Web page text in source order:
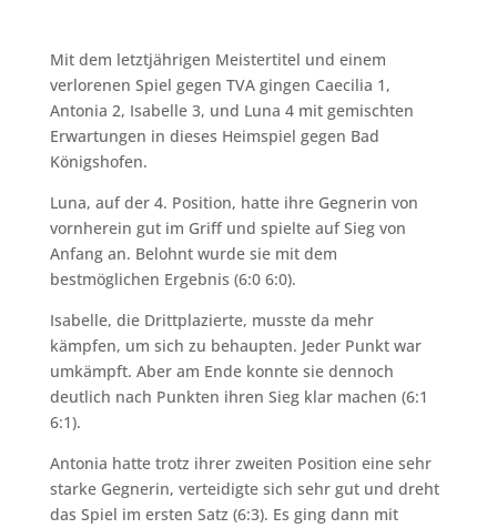
Mit dem letztjährigen Meistertitel und einem
verlorenen Spiel gegen TVA gingen Caecilia 1,
Antonia 2, Isabelle 3, und Luna 4 mit gemischten
Erwartungen in dieses Heimspiel gegen Bad
Königshofen.
Luna, auf der 4. Position, hatte ihre Gegnerin von
vornherein gut im Griff und spielte auf Sieg von
Anfang an. Belohnt wurde sie mit dem
bestmöglichen Ergebnis (6:0 6:0).
Isabelle, die Drittplazierte, musste da mehr
kämpfen, um sich zu behaupten. Jeder Punkt war
umkämpft. Aber am Ende konnte sie dennoch
deutlich nach Punkten ihren Sieg klar machen (6:1
6:1).
Antonia hatte trotz ihrer zweiten Position eine sehr
starke Gegnerin, verteidigte sich sehr gut und dreht
das Spiel im ersten Satz (6:3). Es ging dann mit